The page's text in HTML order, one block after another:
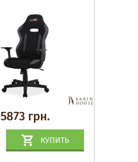
5873 грн.
КУПИТЬ